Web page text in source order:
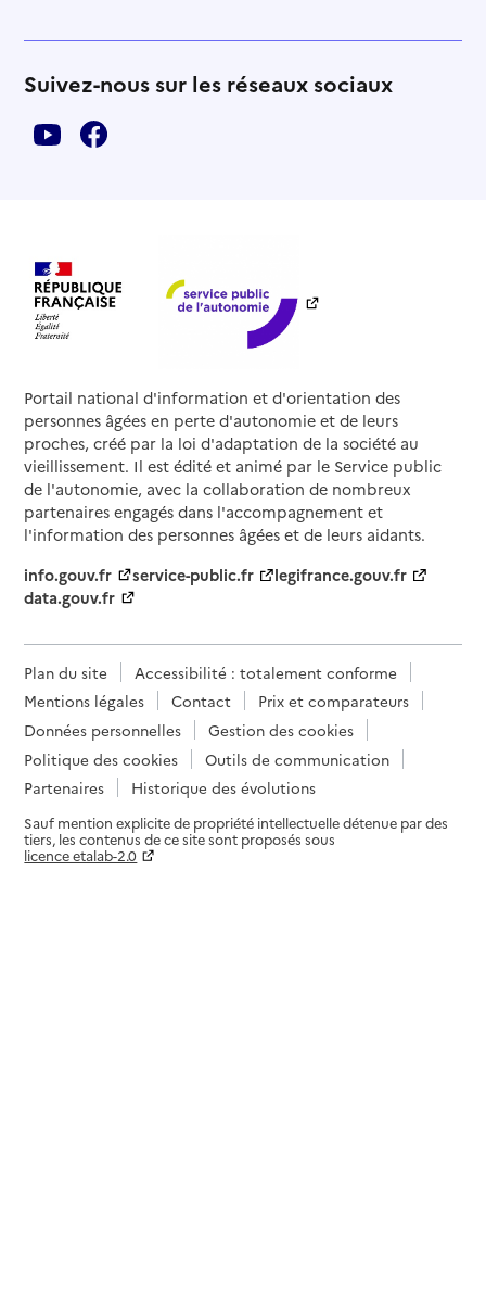
Suivez-nous sur les réseaux sociaux
Portail national d'information et d'orientation des
personnes âgées en perte d'autonomie et de leurs
proches, créé par la loi d'adaptation de la société au
vieillissement. Il est édité et animé par le Service public
de l'autonomie, avec la collaboration de nombreux
partenaires engagés dans l'accompagnement et
l'information des personnes âgées et de leurs aidants.
info.gouv.fr
service-public.fr
legifrance.gouv.fr
data.gouv.fr
Plan du site
Accessibilité : totalement conforme
Mentions légales
Contact
Prix et comparateurs
Données personnelles
Gestion des cookies
Politique des cookies
Outils de communication
Partenaires
Historique des évolutions
Sauf mention explicite de propriété intellectuelle détenue par des
tiers, les contenus de ce site sont proposés sous
licence etalab-2.0